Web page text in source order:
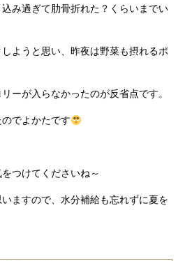
み過ぎて肋骨折れた？くらいまでい
ようと思い、昨夜は野菜も摂れるポ
ーが入らなかったのが反省点です。
でよかたです
つけてくださいね～
ますので、水分補給も忘れずに夏を